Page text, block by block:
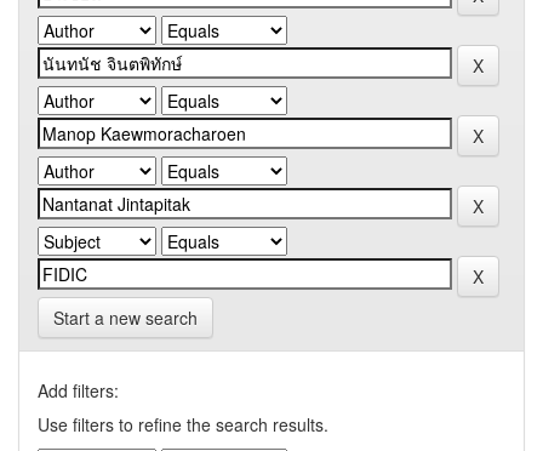
Start a new search
Add filters:
Use filters to refine the search results.